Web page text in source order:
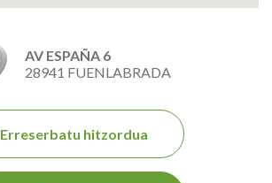
AV ESPAÑA 6
28941 FUENLABRADA
Erreserbatu hitzordua